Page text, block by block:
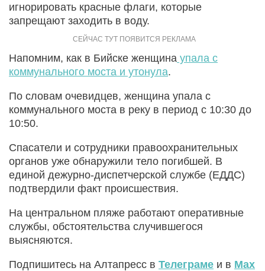
игнорировать красные флаги, которые
запрещают заходить в воду.
Напомним, как в Бийске женщина упала с
коммунального моста и утонула.
По словам очевидцев, женщина упала с
коммунального моста в реку в период с 10:30 до
10:50.
Спасатели и сотрудники правоохранительных
органов уже обнаружили тело погибшей. В
единой дежурно-диспетчерской службе (ЕДДС)
подтвердили факт происшествия.
На центральном пляже работают оперативные
службы, обстоятельства случившегося
выясняются.
Подпишитесь на Алтапресс в Телеграме и в Max